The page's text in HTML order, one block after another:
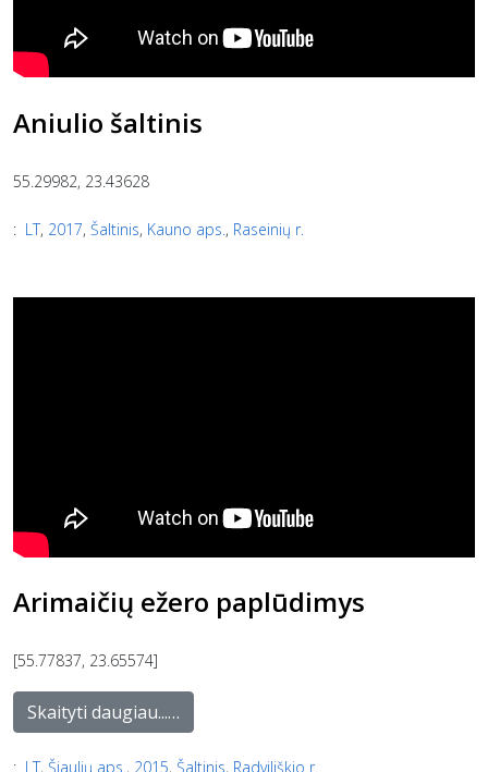
Aniulio šaltinis
55.29982, 23.43628
: LT, 2017, Šaltinis, Kauno aps. , Raseinių r.
Arimaičių ežero paplūdimys
[55.77837, 23.65574]
Skaityti daugiau...…
: LT, Šiaulių aps. , 2015, Šaltinis, Radviliškio r.